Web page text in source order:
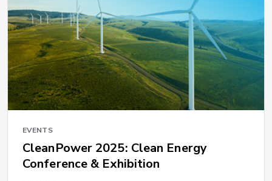
EVENTS
CleanPower 2025: Clean Energy
Conference & Exhibition